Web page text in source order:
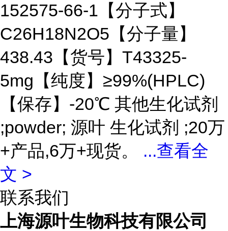
152575-66-1【分子式】
C26H18N2O5【分子量】
438.43【货号】T43325-
5mg【纯度】≥99%(HPLC)
【保存】-20℃ 其他生化试剂
;powder; 源叶 生化试剂 ;20万
+产品,6万+现货。 ...查看全
文 >
联系我们
上海源叶生物科技有限公司